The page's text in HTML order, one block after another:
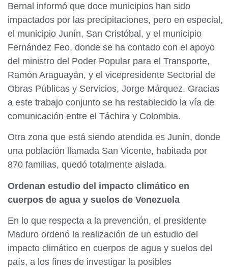
Bernal informó que doce municipios han sido
impactados por las precipitaciones, pero en especial,
el municipio Junín, San Cristóbal, y el municipio
Fernández Feo, donde se ha contado con el apoyo
del ministro del Poder Popular para el Transporte,
Ramón Araguayán, y el vicepresidente Sectorial de
Obras Públicas y Servicios, Jorge Márquez. Gracias
a este trabajo conjunto se ha restablecido la vía de
comunicación entre el Táchira y Colombia.
Otra zona que está siendo atendida es Junín, donde
una población llamada San Vicente, habitada por
870 familias, quedó totalmente aislada.
Ordenan estudio del impacto climático en
cuerpos de agua y suelos de Venezuela
En lo que respecta a la prevención, el presidente
Maduro ordenó la realización de un estudio del
impacto climático en cuerpos de agua y suelos del
país, a los fines de investigar la posibles